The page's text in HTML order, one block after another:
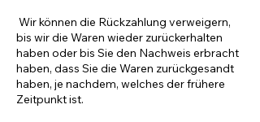
Wir können die Rückzahlung verweigern,
bis wir die Waren wieder zurückerhalten
haben oder bis Sie den Nachweis erbracht
haben, dass Sie die Waren zurückgesandt
haben, je nachdem, welches der frühere
Zeitpunkt ist.